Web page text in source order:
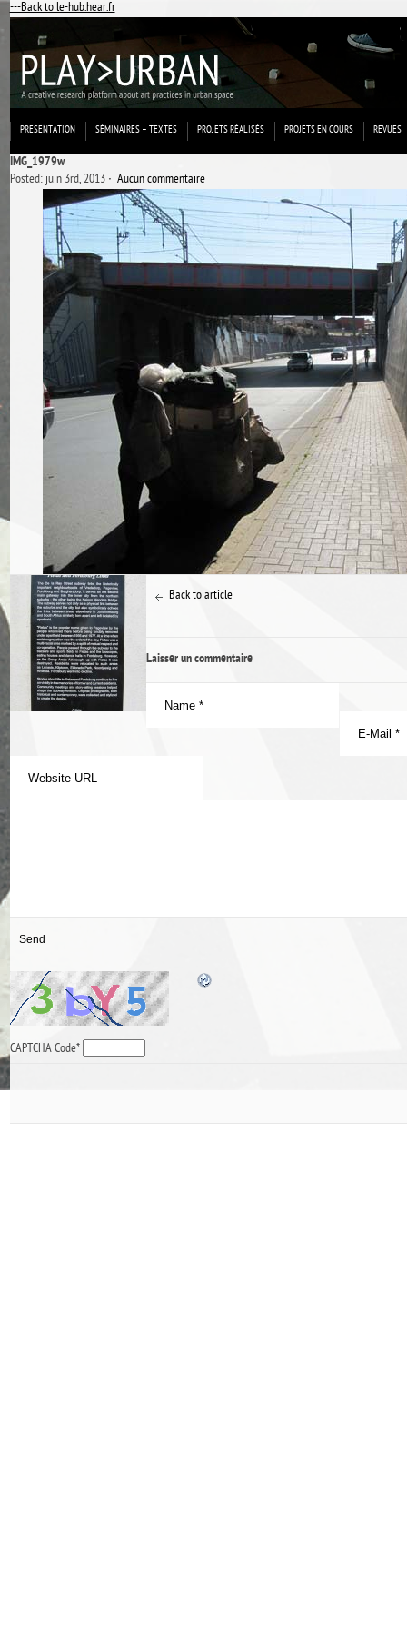
---Back to le-hub.hear.fr
PRESENTATION SÉMINAIRES – TEXTES PROJETS RÉALISÉS PROJETS EN COURS REVUES
IMG_1979w
Posted: juin 3rd, 2013 ˑAucun commentaire
Back to article
Laisser un commentaire
CAPTCHA Code*